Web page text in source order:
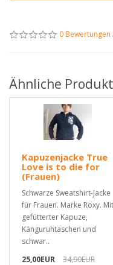
0 Bewertungen
Ähnliche
Kapuzenjacke True
Love is to die for
(Frauen)
Schwarze Sweatshirt-Jacke
für Frauen. Marke Roxy. Mit
gefütterter Kapuze,
Känguruhtaschen und
schwar..
25,00EUR
34,90EUR